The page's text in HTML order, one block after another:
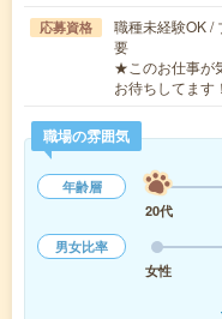
応募資格
職種未経験OK /
要
★このお仕事が
お待ちしてま
職場の雰囲気
年齢層
20代
男女比率
女性